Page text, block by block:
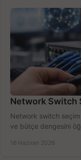
Network Switch
Network switch seçim
ve bütçe dengesini
16 Haziran 2026